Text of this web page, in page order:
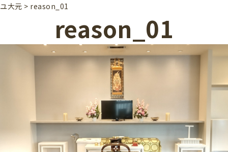
ユ大元 > reason_01
reason_01